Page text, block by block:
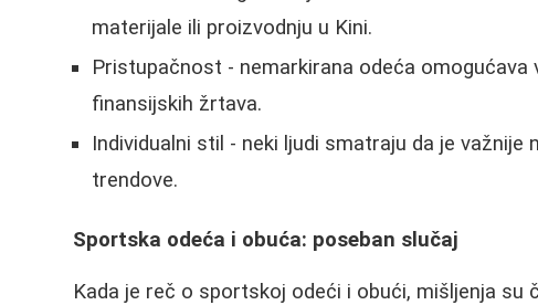
materijale ili proizvodnju u Kini.
Pristupačnost - nemarkirana odeća
finansijskih žrtava.
Individualni stil - neki ljudi smatraju da je
trendove.
Sportska odeća i obuća: poseban slučaj
Kada je reč o sportskoj odeći i obući, mišljenja su